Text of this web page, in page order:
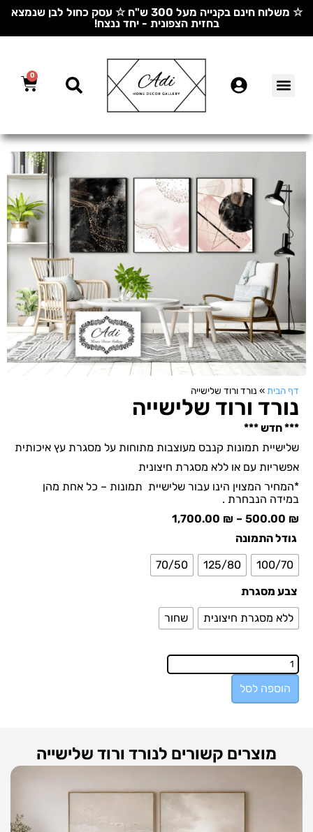
☆ משלוח חינם בקנייה מעל 300 ש"ח ☆ עסק כחול לבן שנמצא
בחזית הצפונית - יחד ננצח!
0
דף הבית » נורד ורוד שלישייה
נורד ורוד שלישייה
*** חדש ***
שלישיית תמונות קנבס מעוצבות מתוחות על מסגרת עץ איכותית
אפשריות עם או ללא מסגרת חיצונית
*המחיר המצוין הינו עבור שלישיית תמונות – כל אחת מהן
במידה הנבחרת .
500.00 ₪
–
1,700.00 ₪
גודל התמונה
100/70
125/80
70/50
צבע מסגרת
ללא מסגרת חיצונית
שחור
הוספה לסל
מוצרים קשורים לנורד ורוד שלישייה